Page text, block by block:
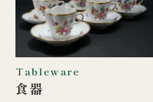
Tableware
食器